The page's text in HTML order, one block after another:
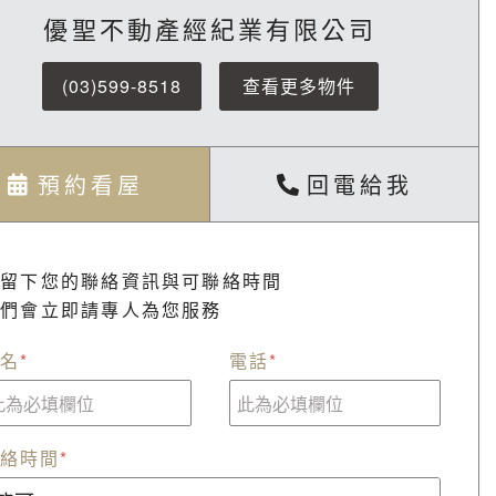
優聖不動產經紀業有限公司
(03)599-8518 查看更多物件
預約看屋 回電給我
下您的聯絡資訊與可聯絡時間
會立即請專人為您服務
* 電話*
時間*